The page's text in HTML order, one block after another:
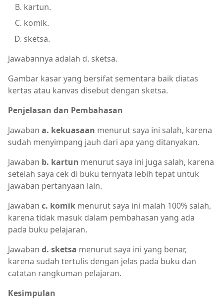
kartun.
komik.
sketsa.
Jawabannya adalah d. sketsa.
Gambar kasar yang bersifat sementara baik diatas
kertas atau kanvas disebut dengan sketsa.
Penjelasan dan Pembahasan
Jawaban a. kekuasaan menurut saya ini salah, karena
sudah menyimpang jauh dari apa yang ditanyakan.
Jawaban b. kartun menurut saya ini juga salah, karena
setelah saya cek di buku ternyata lebih tepat untuk
jawaban pertanyaan lain.
Jawaban c. komik menurut saya ini malah 100% salah,
karena tidak masuk dalam pembahasan yang ada
pada buku pelajaran.
Jawaban d. sketsa menurut saya ini yang benar,
karena sudah tertulis dengan jelas pada buku dan
catatan rangkuman pelajaran.
Kesimpulan